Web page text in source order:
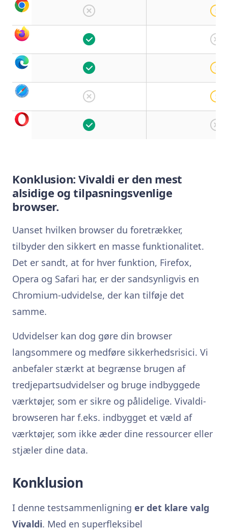
Konklusion: Vivaldi er den mest
alsidige og tilpasningsvenlige
browser.
Uanset hvilken browser du foretrækker,
tilbyder den sikkert en masse funktionalitet.
Det er sandt, at for hver funktion, Firefox,
Opera og Safari har, er der sandsynligvis en
Chromium-udvidelse, der kan tilføje det
samme.
Udvidelser kan dog gøre din browser
langsommere og medføre sikkerhedsrisici. Vi
anbefaler stærkt at begrænse brugen af
tredjepartsudvidelser og bruge indbyggede
værktøjer, som er sikre og pålidelige. Vivaldi-
browseren har f.eks. indbygget et væld af
værktøjer, som ikke æder dine ressourcer eller
stjæler dine data.
Konklusion
I denne testsammenligning er det klare valg
Vivaldi. Med en superfleksibel